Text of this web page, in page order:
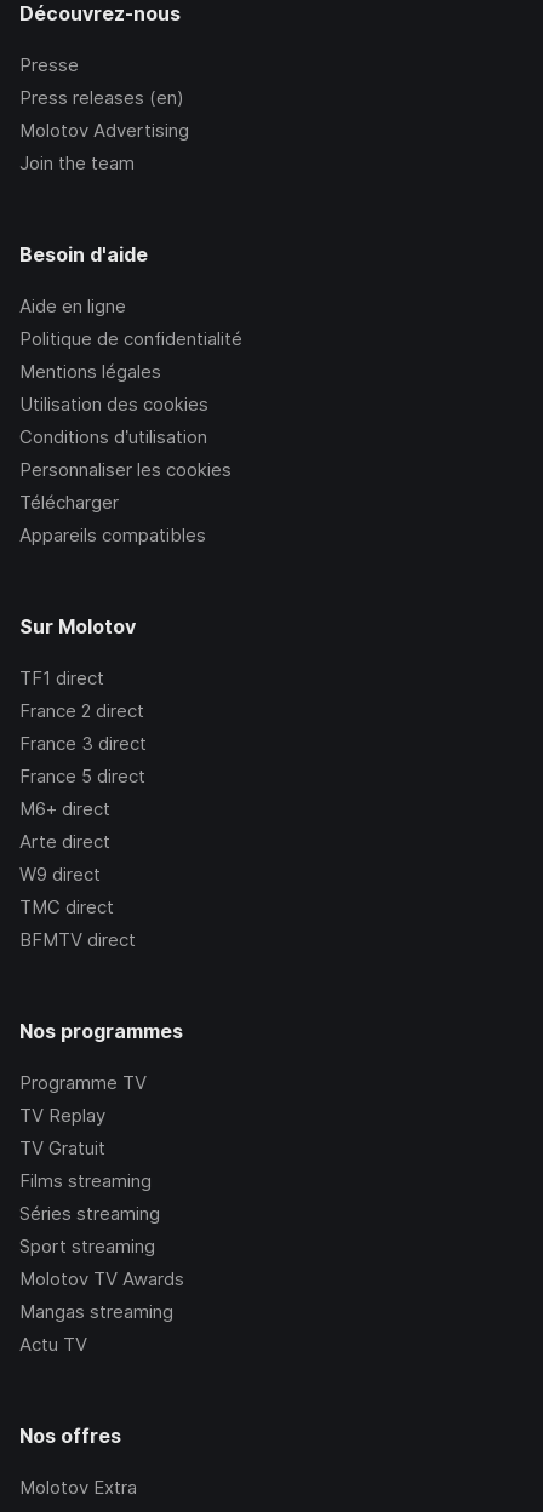
Découvrez-nous
Presse
Press releases (en)
Molotov Advertising
Join the team
Besoin d'aide
Aide en ligne
Politique de confidentialité
Mentions légales
Utilisation des cookies
Conditions d’utilisation
Personnaliser les cookies
Télécharger
Appareils compatibles
Sur Molotov
TF1 direct
France 2 direct
France 3 direct
France 5 direct
M6+ direct
Arte direct
W9 direct
TMC direct
BFMTV direct
Nos programmes
Programme TV
TV Replay
TV Gratuit
Films streaming
Séries streaming
Sport streaming
Molotov TV Awards
Mangas streaming
Actu TV
Nos offres
Molotov Extra